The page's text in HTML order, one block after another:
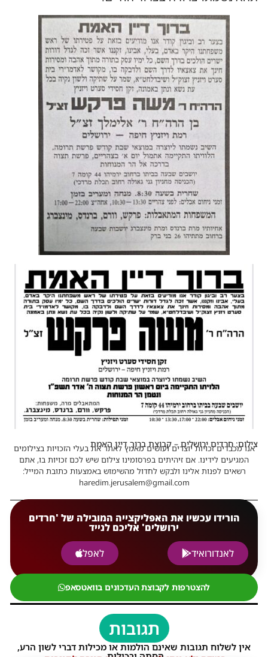
צילום: חרדים ירושלים – קבוצת ברוך דיין האמת
אנו מכבדים זכויות יוצרים ועושים מאמץ לאתר את בעלי הזכויות בצילומים
המגיעים לידינו. אם זיהיתים בפרסומינו צילום שיש לכם זכויות בו, אתם
רשאים לפנות אלינו ולבקש לחדול מהשימוש באמצעות כתובת המייל:
haredim.jerusalem@gmail.com
הורידו עכשיו את האפליקצייה המובילה של 'חרדים
ירושלים' אליכם לנייד
לאנדורואיד
לאפל
להצטרפות לקבוצת העדכונים בוואטסאפ
תגובות
אין לשלוח תגובות שאינם הולמות או מכילות דברי לשון הרע,